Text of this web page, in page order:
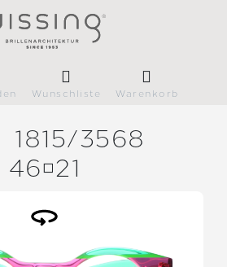
Wunschliste Warenkorb
1815/3568
4621